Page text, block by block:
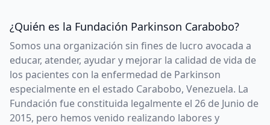
¿Quién es la Fundación Parkinson Carabobo?
Somos una organización sin fines de lucro avocada a
educar, atender, ayudar y mejorar la calidad de vida de
los pacientes con la enfermedad de Parkinson
especialmente en el estado Carabobo, Venezuela. La
Fundación fue constituida legalmente el 26 de Junio de
2015, pero hemos venido realizando labores y